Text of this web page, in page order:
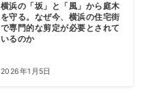
横浜の「坂」と「風」から庭木
を守る。なぜ今、横浜の住宅街
で専門的な剪定が必要とされて
いるのか
2026年1月5日